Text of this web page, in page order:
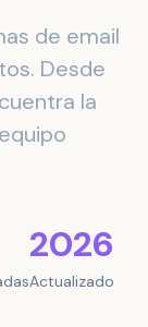
de email
Desde
la
2026
Actualizado